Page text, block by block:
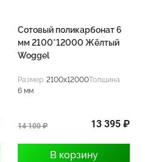
Сотовый поликарбонат 6
мм 2100*12000 Жёлтый
Woggel
Размер 2100x12000Толщина
6 мм
14 100 ₽ 13 395 ₽
В корзину